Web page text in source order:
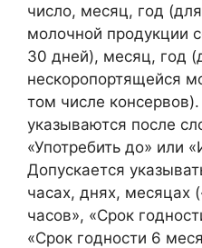
число, месяц, год
молочной продукции
30 дней), месяц, год
нескоропортящейся
том числе
указываются после
«Употребить до» или
Допускается
часах, днях, месяцах
часов», «Срок
«Срок годности 6